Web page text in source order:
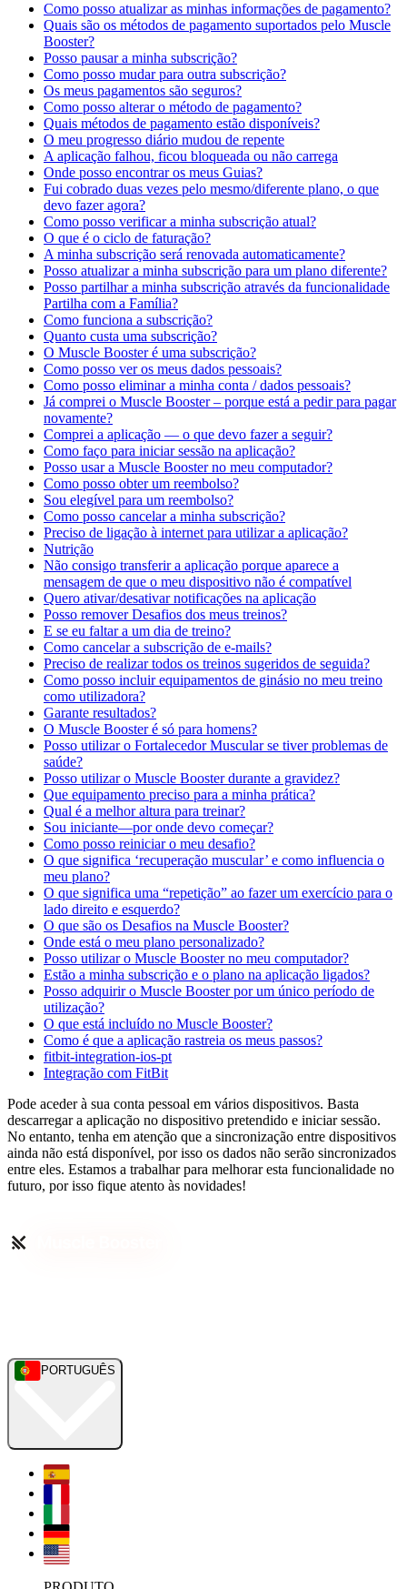
Como posso atualizar as minhas informações de pagamento?
Quais são os métodos de pagamento suportados pelo Muscle
Booster?
Posso pausar a minha subscrição?
Como posso mudar para outra subscrição?
Os meus pagamentos são seguros?
Como posso alterar o método de pagamento?
Quais métodos de pagamento estão disponíveis?
O meu progresso diário mudou de repente
A aplicação falhou, ficou bloqueada ou não carrega
Onde posso encontrar os meus Guias?
Fui cobrado duas vezes pelo mesmo/diferente plano, o que
devo fazer agora?
Como posso verificar a minha subscrição atual?
O que é o ciclo de faturação?
A minha subscrição será renovada automaticamente?
Posso atualizar a minha subscrição para um plano diferente?
Posso partilhar a minha subscrição através da funcionalidade
Partilha com a Família?
Como funciona a subscrição?
Quanto custa uma subscrição?
O Muscle Booster é uma subscrição?
Como posso ver os meus dados pessoais?
Como posso eliminar a minha conta / dados pessoais?
Já comprei o Muscle Booster – porque está a pedir para pagar
novamente?
Comprei a aplicação — o que devo fazer a seguir?
Como faço para iniciar sessão na aplicação?
Posso usar a Muscle Booster no meu computador?
Como posso obter um reembolso?
Sou elegível para um reembolso?
Como posso cancelar a minha subscrição?
Preciso de ligação à internet para utilizar a aplicação?
Nutrição
Não consigo transferir a aplicação porque aparece a
mensagem de que o meu dispositivo não é compatível
Quero ativar/desativar notificações na aplicação
Posso remover Desafios dos meus treinos?
E se eu faltar a um dia de treino?
Como cancelar a subscrição de e-mails?
Preciso de realizar todos os treinos sugeridos de seguida?
Como posso incluir equipamentos de ginásio no meu treino
como utilizadora?
Garante resultados?
O Muscle Booster é só para homens?
Posso utilizar o Fortalecedor Muscular se tiver problemas de
saúde?
Posso utilizar o Muscle Booster durante a gravidez?
Que equipamento preciso para a minha prática?
Qual é a melhor altura para treinar?
Sou iniciante—por onde devo começar?
Como posso reiniciar o meu desafio?
O que significa ‘recuperação muscular’ e como influencia o
meu plano?
O que significa uma “repetição” ao fazer um exercício para o
lado direito e esquerdo?
O que são os Desafios na Muscle Booster?
Onde está o meu plano personalizado?
Posso utilizar o Muscle Booster no meu computador?
Estão a minha subscrição e o plano na aplicação ligados?
Posso adquirir o Muscle Booster por um único período de
utilização?
O que está incluído no Muscle Booster?
Como é que a aplicação rastreia os meus passos?
fitbit-integration-ios-pt
Integração com FitBit
Pode aceder à sua conta pessoal em vários dispositivos. Basta
descarregar a aplicação no dispositivo pretendido e iniciar sessão.
No entanto, tenha em atenção que a sincronização entre dispositivos
ainda não está disponível, por isso os dados não serão sincronizados
entre eles. Estamos a trabalhar para melhorar esta funcionalidade no
futuro, por isso fique atento às novidades!
PORTUGUÊS